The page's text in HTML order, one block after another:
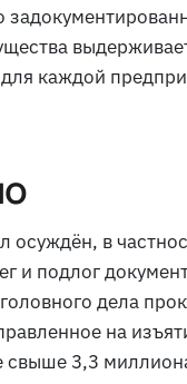
каждой
осуждён, в
и подлог
дела
на
свыше 3,3